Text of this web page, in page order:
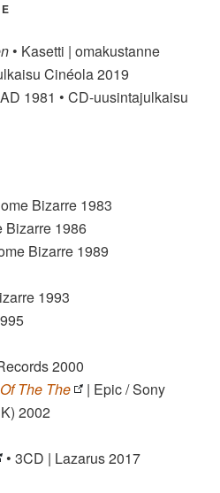
• Kasetti | omakustanne
Cinéola 2019
1981 • CD-uusintajulkaisu
Bizarre 1983
Bizarre 1986
Bizarre 1989
1993
2000
The The
| Epic / Sony
2002
• 3CD | Lazarus 2017